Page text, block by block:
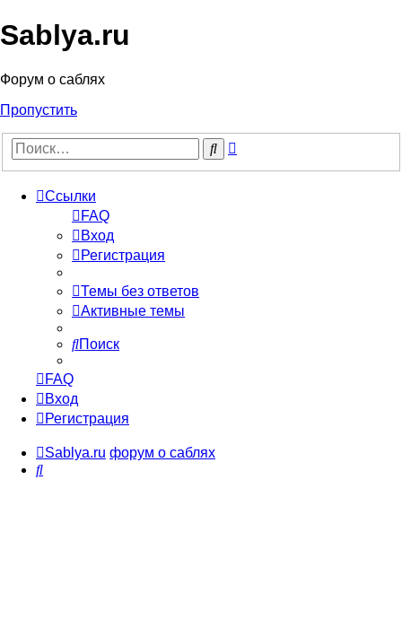
Sablya.ru
Форум о саблях
Пропустить
Поиск
Ссылки
FAQ
Вход
Регистрация
Темы без ответов
Активные темы
Поиск
FAQ
Вход
Регистрация
Sablya.ru форум о саблях
Поиск